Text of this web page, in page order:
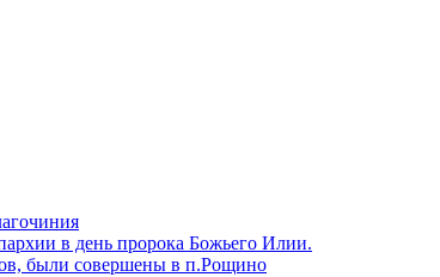
в день пророка Божьего Илии.
были совершены в п.Рощино